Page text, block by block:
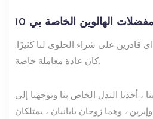
10 مفضلات الهالوين الخاصة بي
قادرين على شراء الحلوى لنا كثيرًا.
كان عادة معاملة خاصة.
، أخذنا البدل الخاص بنا وتوجهنا إلى
، وهما زوجان يابانيان ، يمتلكان